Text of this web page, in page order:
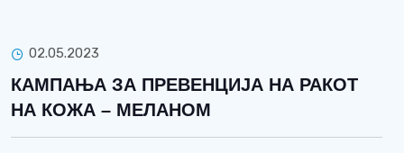
02.05.2023
КАМПАЊА ЗА ПРЕВЕНЦИЈА НА РАКОТ
НА КОЖА – МЕЛАНОМ